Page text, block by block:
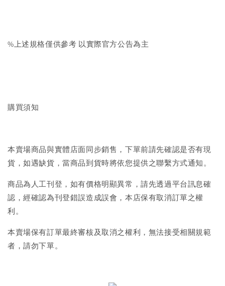
%上述規格僅供參考 以實際官方公告為主
購買須知
本賣場商品與實體店面同步銷售，下單前請先確認是否有現
貨，如遇缺貨，當商品到貨時將依您提供之聯繫方式通知。
商品為人工刊登，如有價格明顯異常，請先透過平台訊息確
認，經確認為刊登錯誤造成誤會，本店保有取消訂單之權
利。
本賣場保有訂單最終審核及取消之權利，無法接受相關規範
者，請勿下單。